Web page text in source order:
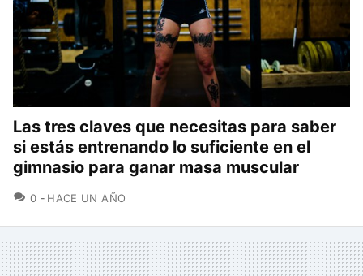
Las tres claves que necesitas para saber
si estás entrenando lo suficiente en el
gimnasio para ganar masa muscular
0 COMENTARIOS
HACE UN AÑO